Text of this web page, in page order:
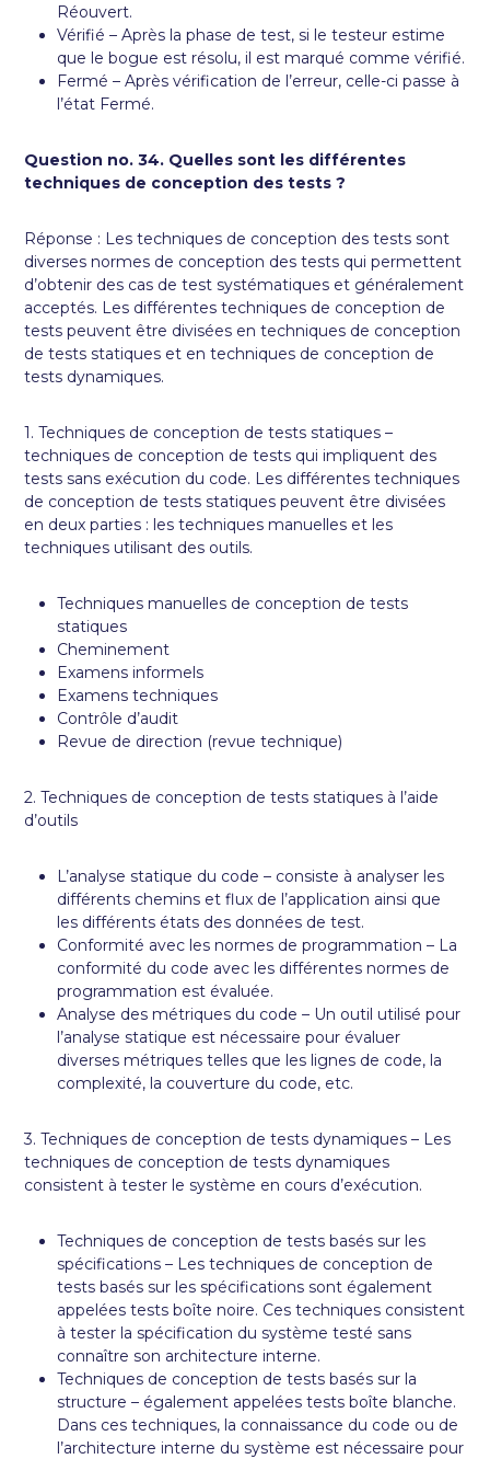
Réouvert.
Vérifié – Après la phase de test, si le testeur estime
que le bogue est résolu, il est marqué comme vérifié.
Fermé – Après vérification de l’erreur, celle-ci passe à
l’état Fermé.
Question no. 34. Quelles sont les différentes
techniques de conception des tests ?
Réponse : Les techniques de conception des tests sont
diverses normes de conception des tests qui permettent
d’obtenir des cas de test systématiques et généralement
acceptés. Les différentes techniques de conception de
tests peuvent être divisées en techniques de conception
de tests statiques et en techniques de conception de
tests dynamiques.
1. Techniques de conception de tests statiques –
techniques de conception de tests qui impliquent des
tests sans exécution du code. Les différentes techniques
de conception de tests statiques peuvent être divisées
en deux parties : les techniques manuelles et les
techniques utilisant des outils.
Techniques manuelles de conception de tests
statiques
Cheminement
Examens informels
Examens techniques
Contrôle d’audit
Revue de direction (revue technique)
2. Techniques de conception de tests statiques à l’aide
d’outils
L’analyse statique du code – consiste à analyser les
différents chemins et flux de l’application ainsi que
les différents états des données de test.
Conformité avec les normes de programmation – La
conformité du code avec les différentes normes de
programmation est évaluée.
Analyse des métriques du code – Un outil utilisé pour
l’analyse statique est nécessaire pour évaluer
diverses métriques telles que les lignes de code, la
complexité, la couverture du code, etc.
3. Techniques de conception de tests dynamiques – Les
techniques de conception de tests dynamiques
consistent à tester le système en cours d’exécution.
Techniques de conception de tests basés sur les
spécifications – Les techniques de conception de
tests basés sur les spécifications sont également
appelées tests boîte noire. Ces techniques consistent
à tester la spécification du système testé sans
connaître son architecture interne.
Techniques de conception de tests basés sur la
structure – également appelées tests boîte blanche.
Dans ces techniques, la connaissance du code ou de
l’architecture interne du système est nécessaire pour